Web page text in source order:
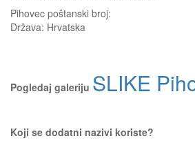
Pihovec poštanski broj:
Država: Hrvatska
Pogledaj galeriju SLIKE
Koji se dodatni nazivi koriste?